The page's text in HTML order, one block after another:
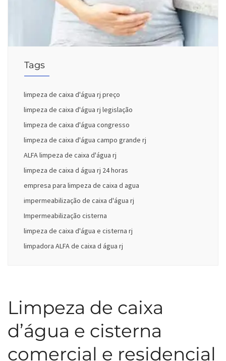
Tags
limpeza de caixa d'água rj preço
limpeza de caixa d'água rj legislação
limpeza de caixa d'água congresso
limpeza de caixa d'água campo grande rj
ALFA limpeza de caixa d'água rj
limpeza de caixa d água rj 24 horas
empresa para limpeza de caixa d agua
impermeabilização de caixa d'água rj
Impermeabilização cisterna
limpeza de caixa d'água e cisterna rj
limpadora ALFA de caixa d água rj
Limpeza de caixa
d’água e cisterna
comercial e residencial